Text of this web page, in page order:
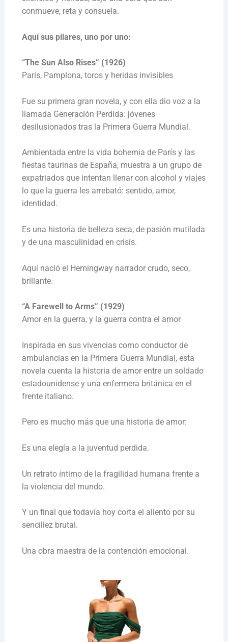
conmueve, reta y consuela.
Aquí sus pilares, uno por uno:
“The Sun Also Rises” (1926)
París, Pamplona, toros y heridas invisibles
Fue su primera gran novela, y con ella dio voz a la
llamada Generación Perdida: jóvenes
desilusionados tras la Primera Guerra Mundial.
Ambientada entre la vida bohemia de París y las
fiestas taurinas de España, muestra a un grupo de
expatriados que intentan llenar con alcohol y viajes
lo que la guerra les arrebató: sentido, amor,
identidad.
Es una historia de belleza seca, de pasión mutilada
y de una masculinidad en crisis.
Aquí nació el Hemingway narrador crudo, seco,
brillante.
“A Farewell to Arms” (1929)
Amor en la guerra, y la guerra contra el amor
Inspirada en sus vivencias como conductor de
ambulancias en la Primera Guerra Mundial, esta
novela cuenta la historia de amor entre un soldado
estadounidense y una enfermera británica en el
frente italiano.
Pero es mucho más que una historia de amor:
Es una elegía a la juventud perdida.
Un retrato íntimo de la fragilidad humana frente a
la violencia del mundo.
Y un final que todavía hoy corta el aliento por su
sencillez brutal.
Una obra maestra de la contención emocional.